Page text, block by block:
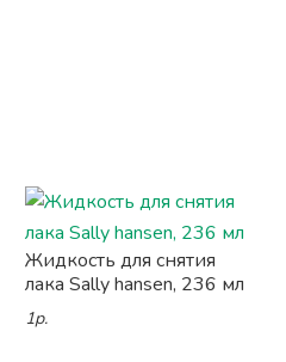
Жидкость для снятия
лака Sally hansen, 236 мл
1р.